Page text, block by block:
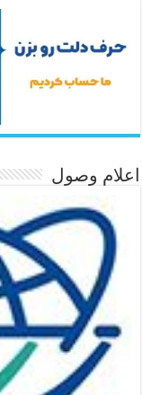
اعلام وصول